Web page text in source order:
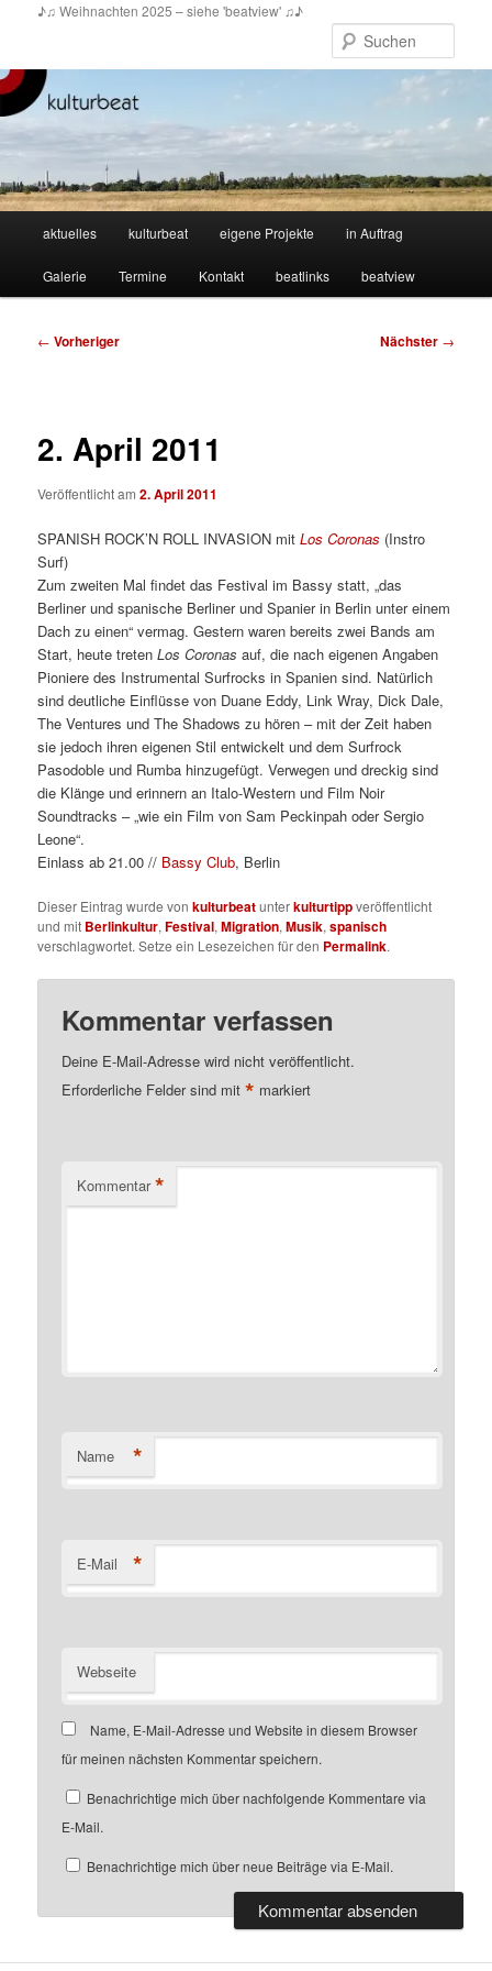
springen
♪♫ Weihnachten 2025 – siehe 'beatview' ♫♪
aktuelles kulturbeat eigene Projekte in Auftrag
Galerie Termine Kontakt beatlinks beatview
Beitragsnavigation
← Vorheriger Nächster →
2. April 2011
Veröffentlicht am2. April 2011
SPANISH ROCK’N ROLL INVASION mitLos Coronas (Instro
Surf)
Zum zweiten Mal findet das Festival im Bassy statt, „das
Berliner und spanische Berliner und Spanier in Berlin unter einem
Dach zu einen“ vermag. Gestern waren bereits zwei Bands am
Start, heute tretenLos Coronas auf, die nach eigenen Angaben
Pioniere des Instrumental Surfrocks in Spanien sind. Natürlich
sind deutliche Einflüsse von Duane Eddy, Link Wray, Dick Dale,
The Ventures und The Shadows zu hören – mit der Zeit haben
sie jedoch ihren eigenen Stil entwickelt und dem Surfrock
Pasodoble und Rumba hinzugefügt. Verwegen und dreckig sind
die Klänge und erinnern an Italo-Western und Film Noir
Soundtracks – „wie ein Film von Sam Peckinpah oder Sergio
Leone“.
Einlass ab 21.00 // Bassy Club, Berlin
Dieser Eintrag wurde vonkulturbeatunterkulturtippveröffentlicht
und mit Berlinkultur,Festival,Migration,Musik,spanisch
verschlagwortet. Setze ein Lesezeichen für den Permalink.
Kommentar verfassen
Deine E-Mail-Adresse wird nicht veröffentlicht.
Erforderliche Felder sind mit* markiert
Kommentar *
Name *
E-Mail *
Webseite
Name, E-Mail-Adresse und Website in diesem Browser
für meinen nächsten Kommentar speichern.
Benachrichtige mich über nachfolgende Kommentare via
E-Mail.
Benachrichtige mich über neue Beiträge via E-Mail.